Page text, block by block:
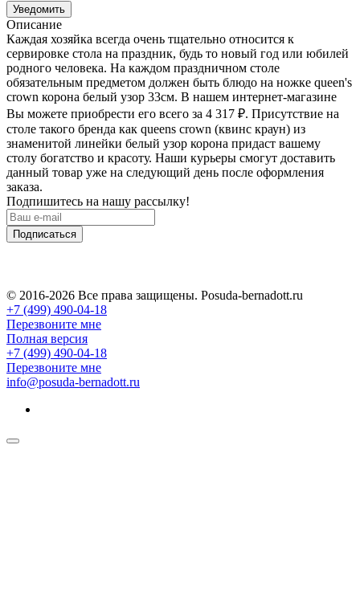
Уведомить
Описание
Каждая хозяйка всегда очень тщательно относится к
сервировке стола на праздник, будь то новый год или юбилей
родного человека. На каждом праздничном столе
обязательным предметом должен быть блюдо на ножке queen's
crown корона белый узор 33см. В нашем интернет-магазине
Вы можете приобрести его всего за 4 317 ₽. Присутствие на
столе такого бренда как queens crown (квинс краун) из
знаменитой линейки белый узор корона придаст вашему
столу богатство и красоту. Наши курьеры смогут доставить
данный товар уже на следующий день после оформления
заказа.
Подпишитесь на нашу рассылку!
Подписаться
© 2016-2026 Все права защищены. Posuda-bernadott.ru
+7 (499) 490-04-18
Перезвоните мне
Полная версия
+7 (499) 490-04-18
Перезвоните мне
info@posuda-bernadott.ru